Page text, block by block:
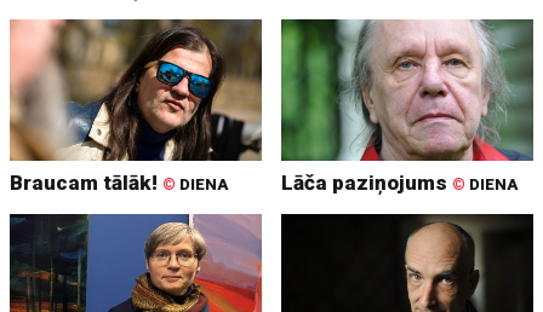
Braucam tālāk! © DIENA Lāča paziņojums © DIENA